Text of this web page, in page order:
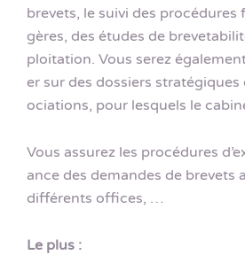
brevets, le suivi des procédures
gères, des études de
ploitation. Vous serez
er sur des dossiers
ociations, pour lesquels le
Vous assurez les procédures
ance des demandes de brevets
différents offices, …
Le plus :